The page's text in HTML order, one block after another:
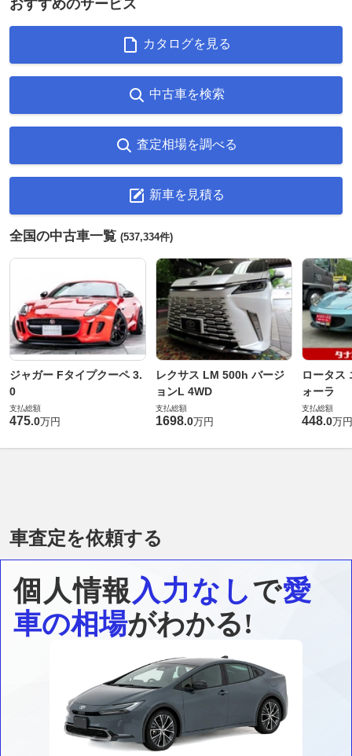
おすすめのサービス
カタログを見る
中古車を検索
査定相場を調べる
新車を見積る
全国の中古車一覧 (537,334件)
ジャガー Fタイプクーペ 3.
0
支払総額
475.0万円
レクサス LM 500h バージ
ョンL 4WD
支払総額
1698.0万円
ロータス
ォーラ
支払総額
448.0万円
車査定を依頼する
個人情報入力なしで愛
車の相場がわかる!